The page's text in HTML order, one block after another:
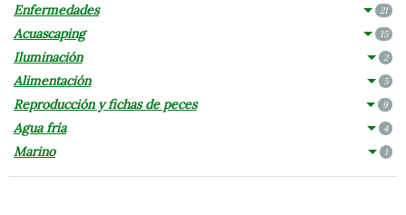
Enfermedades 21
Acuascaping 15
Iluminación 2
Alimentación 5
Reproducción y fichas de peces 9
Agua fría 4
Marino 1